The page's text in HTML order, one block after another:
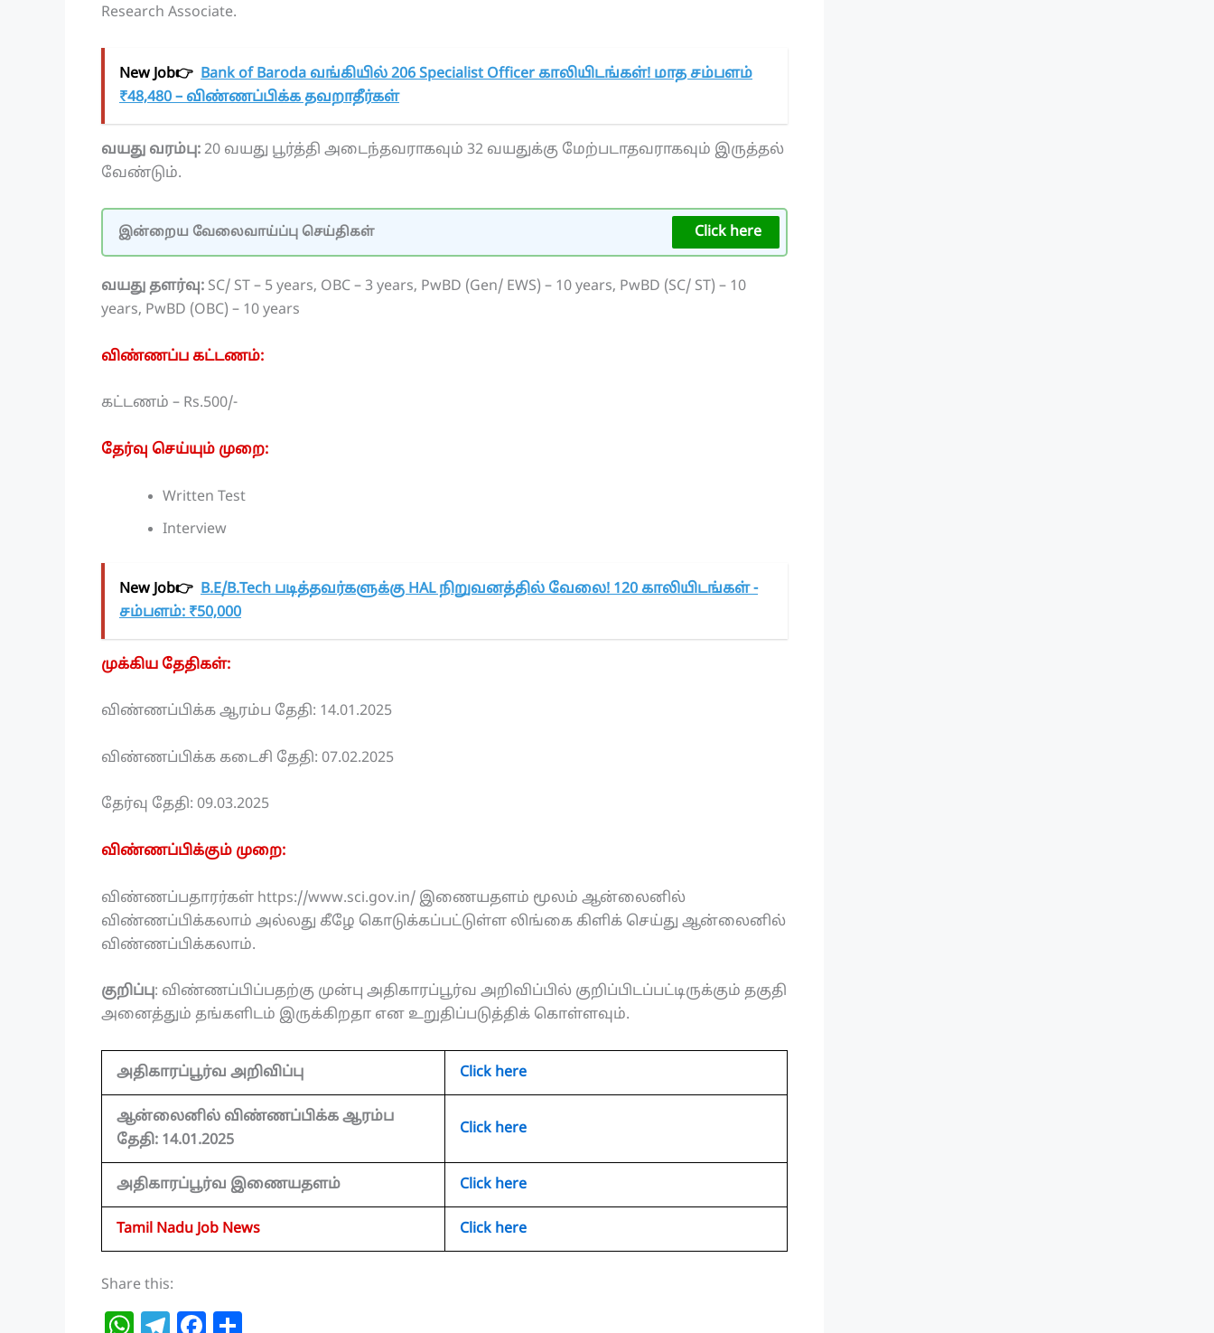
Research Associate.
New Job👉 Bank of Baroda வங்கியில் 206 Specialist Officer காலியிடங்கள்! மாத சம்பளம்
₹48,480 – விண்ணப்பிக்க தவறாதீர்கள்
வயது வரம்பு: 20 வயது பூர்த்தி அடைந்தவராகவும் 32 வயதுக்கு மேற்படாதவராகவும் இருத்தல்
வேண்டும்.
இன்றைய வேலைவாய்ப்பு செய்திகள் Click here
வயது தளர்வு: SC/ ST – 5 years, OBC – 3 years, PwBD (Gen/ EWS) – 10 years, PwBD (SC/ ST) – 10
years, PwBD (OBC) – 10 years
விண்ணப்ப கட்டணம்:
கட்டணம் – Rs.500/-
தேர்வு செய்யும் முறை:
Written Test
Interview
New Job👉 B.E/B.Tech படித்தவர்களுக்கு HAL நிறுவனத்தில் வேலை! 120 காலியிடங்கள் -
சம்பளம்: ₹50,000
முக்கிய தேதிகள்:
விண்ணப்பிக்க ஆரம்ப தேதி: 14.01.2025
விண்ணப்பிக்க கடைசி தேதி: 07.02.2025
தேர்வு தேதி: 09.03.2025
விண்ணப்பிக்கும் முறை:
விண்ணப்பதாரர்கள் https://www.sci.gov.in/ இணையதளம் மூலம் ஆன்லைனில்
விண்ணப்பிக்கலாம் அல்லது கீழே கொடுக்கப்பட்டுள்ள லிங்கை கிளிக் செய்து ஆன்லைனில்
விண்ணப்பிக்கலாம்.
குறிப்பு: விண்ணப்பிப்பதற்கு முன்பு அதிகாரப்பூர்வ அறிவிப்பில் குறிப்பிடப்பட்டிருக்கும் தகுதி
அனைத்தும் தங்களிடம் இருக்கிறதா என உறுதிப்படுத்திக் கொள்ளவும்.
அதிகாரப்பூர்வ அறிவிப்பு Click here
ஆன்லைனில் விண்ணப்பிக்க ஆரம்ப
தேதி: 14.01.2025
Click here
அதிகாரப்பூர்வ இணையதளம் Click here
Tamil Nadu Job News Click here
Share this:
W T F